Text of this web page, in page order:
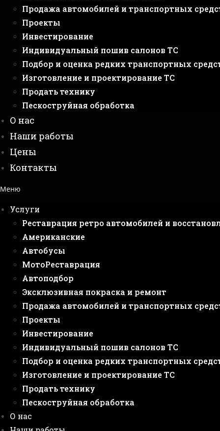
Продажа автомобилей и транспортных
Проекты
Инвестирование
Индивидуальный пошив салонов ТС
Подбор и оценка редких транспортных
Изготовление и проектирование ТС
Продать технику
Пескоструйная обработка
О нас
Наши работы
Цены
Контакты
Меню
Услуги
Реставрация ретро автомобилей и
Американские
Автобусы
МотоРеставрация
Автоподбор
Эксклюзивная покраска и ремонт
Продажа автомобилей и транспортных
Проекты
Инвестирование
Индивидуальный пошив салонов ТС
Подбор и оценка редких транспортных
Изготовление и проектирование ТС
Продать технику
Пескоструйная обработка
О нас